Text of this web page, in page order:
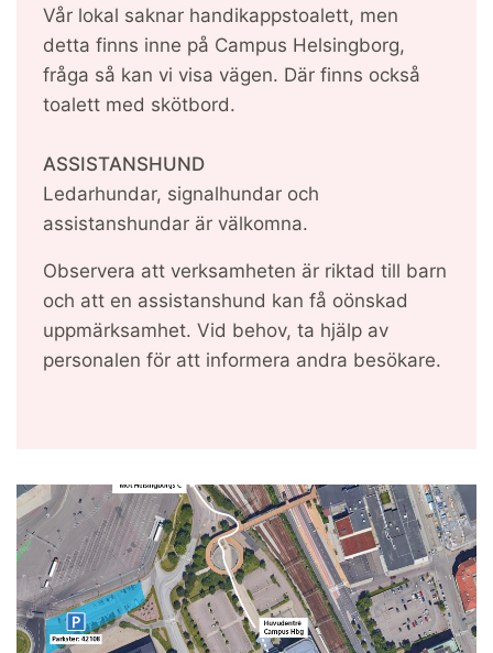
Vår lokal saknar handikappstoalett, men
detta finns inne på Campus Helsingborg,
fråga så kan vi visa vägen. Där finns också
toalett med skötbord.
ASSISTANSHUND
Ledarhundar, signalhundar och
assistanshundar är välkomna.
Observera att verksamheten är riktad till barn
och att en assistanshund kan få oönskad
uppmärksamhet. Vid behov, ta hjälp av
personalen för att informera andra besökare.